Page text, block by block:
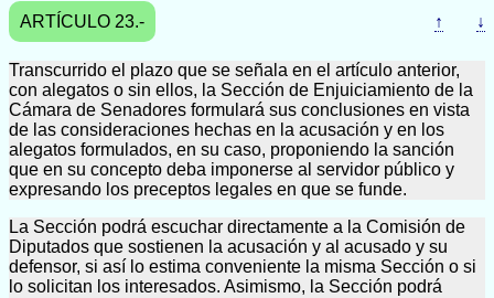
ARTÍCULO 23.- ↑ ↓
Transcurrido el plazo que se señala en el artículo anterior,
con alegatos o sin ellos, la Sección de Enjuiciamiento de la
Cámara de Senadores formulará sus conclusiones en vista
de las consideraciones hechas en la acusación y en los
alegatos formulados, en su caso, proponiendo la sanción
que en su concepto deba imponerse al servidor público y
expresando los preceptos legales en que se funde.
La Sección podrá escuchar directamente a la Comisión de
Diputados que sostienen la acusación y al acusado y su
defensor, si así lo estima conveniente la misma Sección o si
lo solicitan los interesados. Asimismo, la Sección podrá